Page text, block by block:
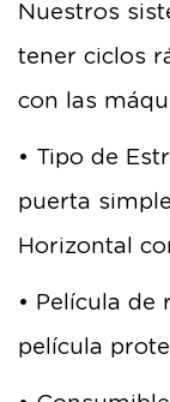
Nuestros
tener ciclos
con las
• Tipo de
puerta
Horizontal
• Película
película